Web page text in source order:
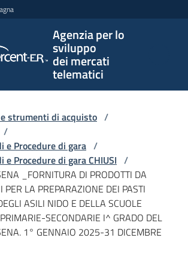
Agenzia per lo
sviluppo
dei mercati
telematici
per lo
sviluppo
telematici
strumenti di acquisto /
/
Procedure di gara /
Procedure di gara CHIUSI /
_FORNITURA DI PRODOTTI DA
PER LA PREPARAZIONE DEI PASTI
ASILI NIDO E DELLA SCUOLE
SECONDARIE I^ GRADO DEL
1° GENNAIO 2025-31 DICEMBRE